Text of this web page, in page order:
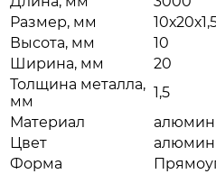
Размер, мм
Высота, мм
10
Ширина, мм
20
Толщина металла,
мм
1,5
Материал
Цвет
Форма